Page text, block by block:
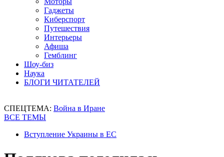
Гаджеты
Киберспорт
Путешествия
Интерьеры
Афиша
Гемблинг
Шоу-биз
Наука
БЛОГИ ЧИТАТЕЛЕЙ
СПЕЦТЕМА: Война в Иране
ВСЕ ТЕМЫ
Вступление Украины в ЕС